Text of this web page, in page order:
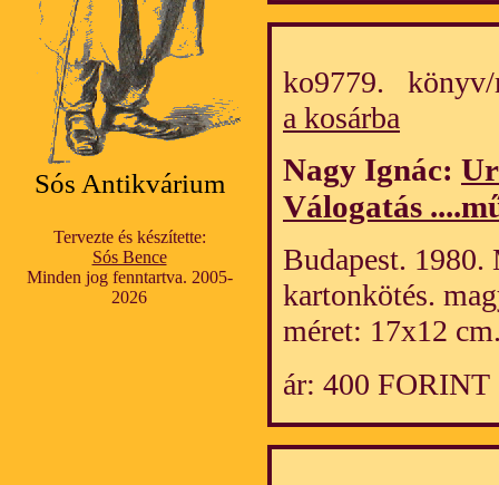
Sós Antikvárium
Tervezte és készítette:
Sós Bence
Minden jog fenntartva. 2005-
2026
ko9779.
a kosárba
Nagy Ignác:
Válogatás
Budapest. 1980.
kartonkötés.
méret: 17x12
ár: 400 FORINT